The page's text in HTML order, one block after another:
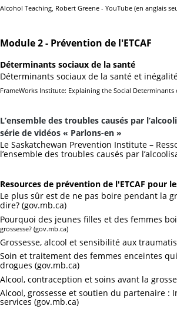
Alcohol Teaching, Robert Greene - YouTube (en anglais
Module 2 - Prévention de l'ETCAF
Déterminants sociaux de la santé
Déterminants sociaux de la santé et
FrameWorks Institute: Explaining the Social Determinants
L’ensemble des troubles causés par
série de vidéos « Parlons-en »
Le Saskatchewan Prevention Institute –
l’ensemble des troubles causés par
Resources de prévention de l'ETCAF pour
Le plus sûr est de ne pas boire pendant la
dire? (gov.mb.ca)
Pourquoi des jeunes filles et des femmes
grossesse? (gov.mb.ca)
Grossesse, alcool et sensibilité aux
Soin et traitement des femmes enceintes
drogues (gov.mb.ca)
Alcool, contraception et soins avant la
Alcool, grossesse et soutien du partenaire :
services (gov.mb.ca)